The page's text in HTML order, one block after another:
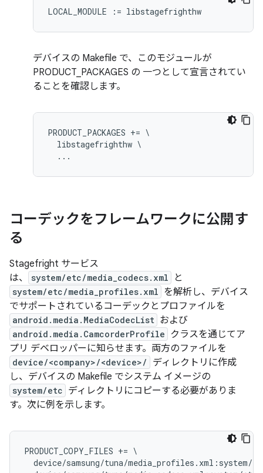
デバイスの Makefile で、このモジュールが
PRODUCT_PACKAGES の 一つとして宣言されてい
ることを確認します。
PRODUCT_PACKAGES += \
  libstagefrighthw \
コーデックをフレームワークに公開す
る
Stagefright サービス
は、
system/etc/media_codecs.xml と
system/etc/media_profiles.xml を解析し、デバイス
でサポートされているコーデックとプロファイルを
android.media.MediaCodecList および
android.media.CamcorderProfile
クラスを通じてア
プリ デベロッパーに知らせます。両方のファイルを
device/<company>/<device>/
ディレクトリに作成
し、デバイスの Makefile でシステム イメージの
system/etc ディレクトリにコピーする必要がありま
す。次に例を示します。
PRODUCT_COPY_FILES += \
device/samsung/tuna/media_profiles.xml:system/